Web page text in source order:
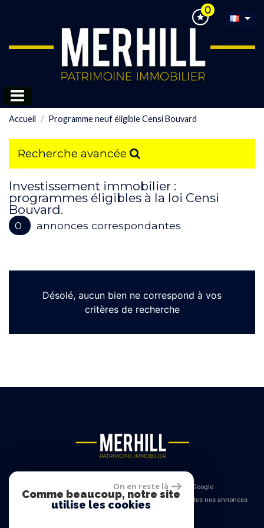
0
Accueil Programme neuf éligible Censi Bouvard
Recherche avancée
Investissement immobilier :
programmes éligibles à la loi Censi
Bouvard.
0 annonces correspondantes
Désolé, aucun bien ne correspond à vos
critères de recherche
© 2026 | Tous droits réservés - Traduction powered by Google
Plan du site-Mentions légales- Liens -Admin- Toutes nos annonces
On en reste là
Comme beaucoup, notre site
utilise les cookies